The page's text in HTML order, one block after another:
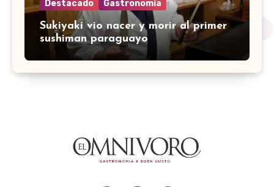
Destacado Gastronomía
Sukiyaki vio nacer y morir al primer
sushiman paraguayo